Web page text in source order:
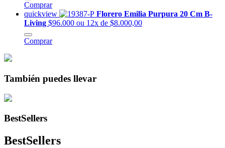
Comprar
quickview
Florero Emilia Purpura 20 Cm B-
Living $96.000 ou 12x de $8.000,00
Comprar
También puedes llevar
BestSellers
BestSellers